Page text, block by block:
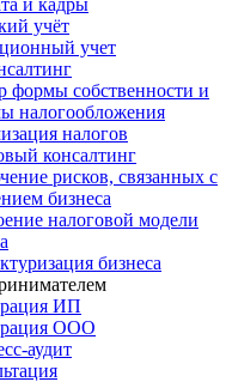
и кадры
учёт
учет
формы собственности и
налогообложения
налогов
консалтинг
рисков, связанных с
бизнеса
налоговой модели
бизнеса
ИП
ООО
аудит